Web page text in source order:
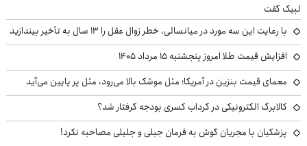
لبیک گفت
با رعایت این سه مورد در میانسالی، خطر زوال عقل را ۱۳ سال به تأخیر بیندازید
افزایش قیمت طلا امروز پنجشنبه ۱۵ مرداد ۱۴۰۵
معمای قیمت بنزین در آمریکا؛ مثل موشک بالا می‌رود، مثل پر پایین می‌آید
کالابرگ الکترونیکی در گرداب کسری بودجه گرفتار شد؟
پزشکیان با مجریان گوش به فرمان جبلی و جلیلی مصاحبه نکرد!